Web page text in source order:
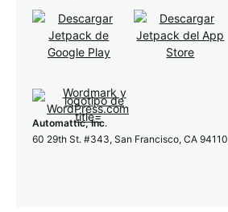
Automattic, Inc.
60 29th St. #343, San Francisco, CA 94110